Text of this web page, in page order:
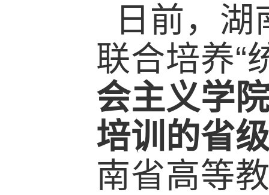
日前，
联合培养“
会主义学
培训的省
南省高等